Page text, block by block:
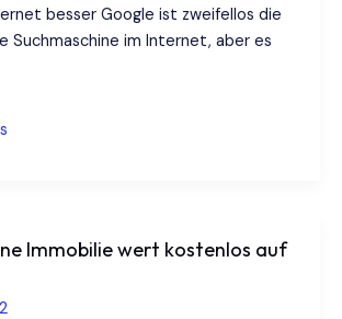
besser Google ist zweifellos die
Suchmaschine im Internet, aber es
Immobilie wert kostenlos auf